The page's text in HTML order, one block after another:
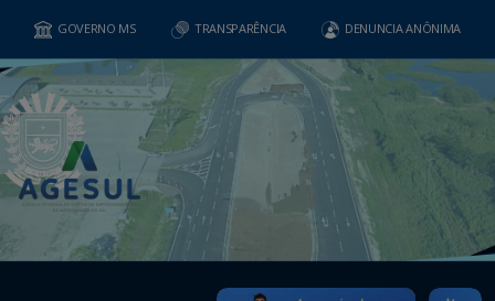
GOVERNO MS TRANSPARÊNCIA DENUNCIA ANÔNIMA